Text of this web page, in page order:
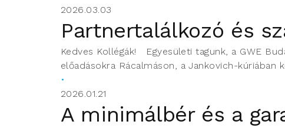
2026.03.03
Partnertalálkozó és
Kedves Kollégák! Egyesületi tagunk, a GWE
előadásokra Rácalmáson, a Jankovich-kúriában
2026.01.21
A minimálbér és a